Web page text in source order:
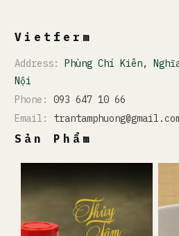
Vietferm
Address: Phùng Chí Kiên,
Nội
Phone: 093 647 10 66
Email:
Sản Phẩm